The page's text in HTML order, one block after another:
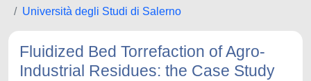
Università degli Studi di Salerno
Fluidized Bed Torrefaction of Agro-
Industrial Residues: the Case Study